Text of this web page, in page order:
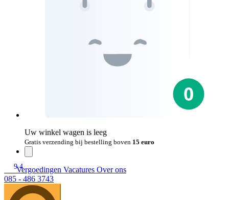
Uw winkel wagen is leeg
Gratis verzending bij bestelling boven 15 euro
9.4
Vergoedingen Vacatures Over ons
085 - 486 3743